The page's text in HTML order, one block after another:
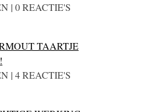
| 0 REACTIE'S
TAARTJE
| 4 REACTIE'S